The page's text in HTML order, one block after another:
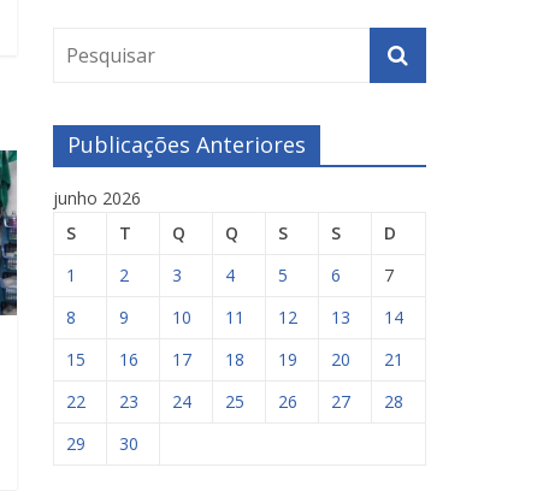
Publicações Anteriores
junho 2026
S
T Q Q S S
D
1
2 3 4 5 6
7
8
9 10 11 12 13
14
15
16 17 18 19 20
21
22
23 24 25 26 27
28
29
30